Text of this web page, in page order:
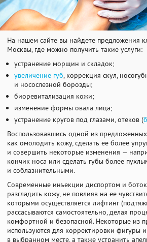
На нашем сайте вы найдете предложения
Москвы, где можно получить такие услуги:
устранение морщин и складок;
увеличение губ, коррекция скул,
и носослезной борозды;
биоревитализация кожи;
изменение формы овала лица;
устранение кругов под глазами, отеков (
Воспользовавшись одной из
как омолодить кожу, сделать ее более
и совершить некоторые изменения —
кончик носа или сделать губы более
и соблазнительными.
Современные инъекции диспортом и
разгладить кожу, не повлияв на ее
которыми осуществляется лифтинг
рассасываются самостоятельно, делая
комфортной и безопасной. Некоторые из
используются для корректировки фигуры
в выбранном месте, а также устранить